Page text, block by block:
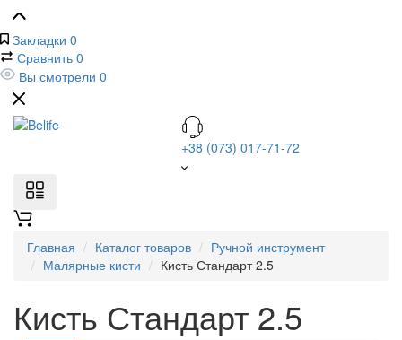
Закладки 0
Сравнить 0
Вы смотрели 0
+38 (073) 017-71-72
Главная Каталог товаров
Ручной инструмент
Малярные кисти
Кисть Стандарт 2.5
Кисть Стандарт 2.5